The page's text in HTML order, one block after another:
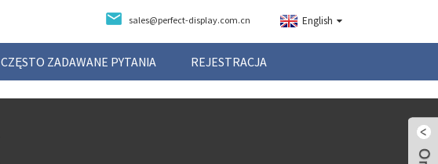
sales@perfect-display.com.cn English
CZĘSTO ZADAWANE PYTANIA REJESTRACJA